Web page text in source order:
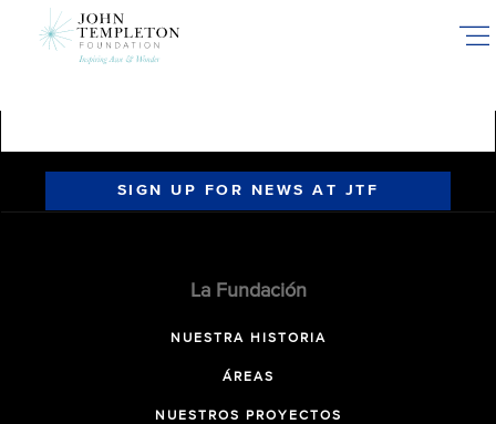
SIGN UP FOR NEWS AT JTF
La Fundación
NUESTRA HISTORIA
ÁREAS
NUESTROS PROYECTOS